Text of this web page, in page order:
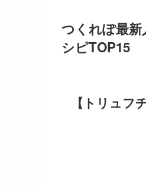
つくれぽ最
シピTOP15
【トリュ